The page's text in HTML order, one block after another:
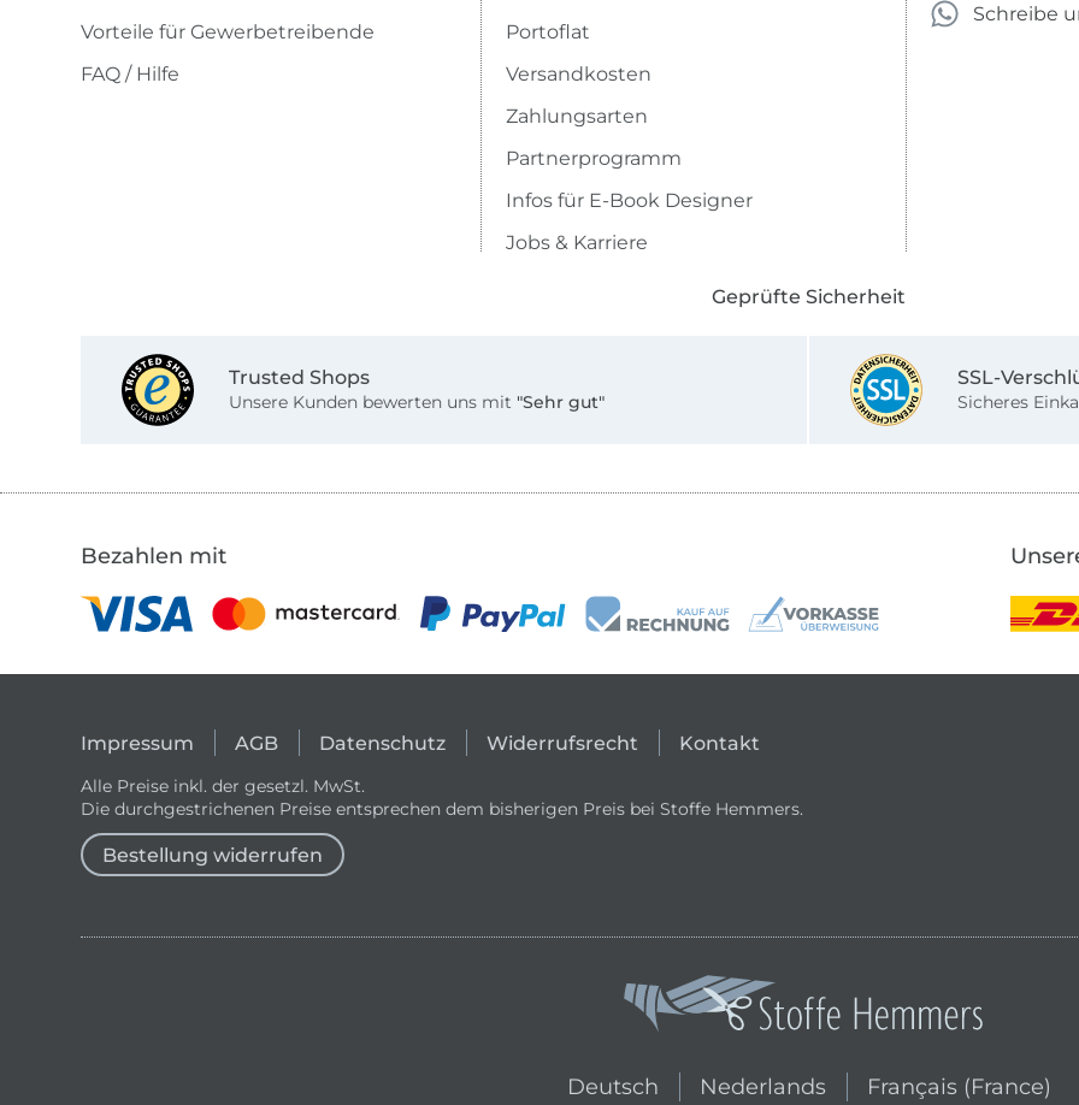
Vorteile für Gewerbetreibende
FAQ / Hilfe
Portoflat
Versandkosten
Zahlungsarten
Partnerprogramm
Infos für E-Book Designer
Jobs & Karriere
Schreibe
Geprüfte Sicherheit
Trusted Shops
Unsere Kunden bewerten uns mit "Sehr gut"
SSL-
Sicheres
Bezahlen mit
Impressum AGB Datenschutz Widerrufsrecht Kontakt
Alle Preise inkl. der gesetzl. MwSt.
Die durchgestrichenen Preise entsprechen dem bisherigen Preis bei Stoffe Hemmers.
Bestellung widerrufen
Deutsch Nederlands
In den niederländischen Shop
Français (France)
In den französischen